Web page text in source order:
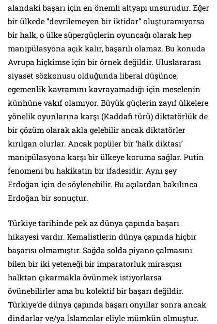
alandaki başarı için en önemli altyapı unsurudur. Eğer
bir ülkede “devrilemeyen bir iktidar” oluşturamıyorsa
bir halk, o ülke süpergüçlerin oyuncağı olarak hep
manipülasyona açık kalır, başarılı olamaz. Bu konuda
Avrupa hiçkimse için bir örnek değildir. Uluslararası
siyaset sözkonusu olduğunda liberal düşünce,
egemenlik kavramını kavrayamadığı için meselenin
künhüne vakıf olamıyor. Büyük güçlerin zayıf ülkelere
yönelik oyunlarına karşı (Kaddafi türü) diktatörlük de
bir çözüm olarak akla gelebilir ancak diktatörler
kırılgan olurlar. Ancak popüler bir ‘halk diktası’
manipülasyona karşı bir ülkeye koruma sağlar. Putin
fenomeni bu hakikatin bir ifadesidir. Aynı şey
Erdoğan için de söylenebilir. Bu açılardan bakılınca
Erdoğan bir sonuçtur.
Türkiye tarihinde pek az dünya çapında başarı
hikayesi vardır. Kemalistlerin dünya çapında hiçbir
başarısı olmamıştır. Sağda solda piyano çalmasını
bilen bir iki yeteneği bir imparatorluk mirasçısı
halktan çıkarmakla övünmek istiyorlarsa
övünebilirler ama bu kolektif bir başarı değildir.
Türkiye’de dünya çapında başarı onyıllar sonra ancak
dindarlar ve/ya İslamcılar eliyle mümkün olmuştur.